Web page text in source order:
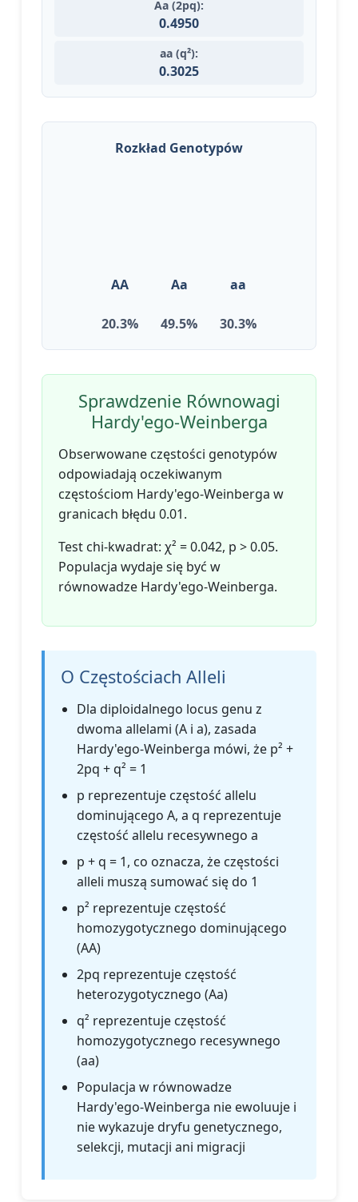
Aa (2pq):
0.4950
aa (q²):
0.3025
Rozkład Genotypów
AA
20.3%
Aa
49.5%
aa
30.3%
Sprawdzenie Równowagi
Hardy'ego-Weinberga
Obserwowane częstości genotypów
odpowiadają oczekiwanym
częstościom Hardy'ego-Weinberga w
granicach błędu 0.01.
Test chi-kwadrat: χ² = 0.042, p > 0.05.
Populacja wydaje się być w
równowadze Hardy'ego-Weinberga.
O Częstościach Alleli
Dla diploidalnego locus genu z
dwoma allelami (A i a), zasada
Hardy'ego-Weinberga mówi, że p² +
2pq + q² = 1
p reprezentuje częstość allelu
dominującego A, a q reprezentuje
częstość allelu recesywnego a
p + q = 1, co oznacza, że częstości
alleli muszą sumować się do 1
p² reprezentuje częstość
homozygotycznego dominującego
(AA)
2pq reprezentuje częstość
heterozygotycznego (Aa)
q² reprezentuje częstość
homozygotycznego recesywnego
(aa)
Populacja w równowadze
Hardy'ego-Weinberga nie ewoluuje i
nie wykazuje dryfu genetycznego,
selekcji, mutacji ani migracji